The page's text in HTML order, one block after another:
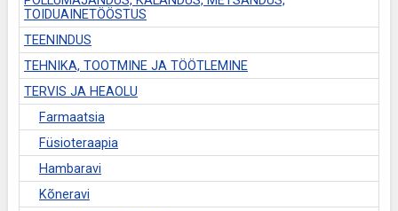
TOIDUAINETÖÖSTUS
TEENINDUS
TEHNIKA, TOOTMINE JA TÖÖTLEMINE
TERVIS JA HEAOLU
Farmaatsia
Füsioteraapia
Hambaravi
Kõneravi